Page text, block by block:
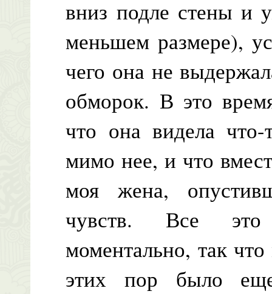
вниз подле стены и
меньшем размере),
чего она не
обморок. В это
что она видела что-
мимо нее, и что
моя жена,
чувств. Все это
моментально, так
этих пор было